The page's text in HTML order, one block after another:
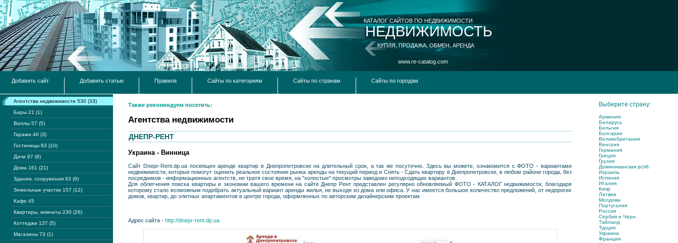
КАТАЛОГ САЙТОВ ПО НЕДВИЖИМОСТИ
НЕДВИЖИМОСТЬ
КУПЛЯ, ПРОДАЖА, ОБМЕН, АРЕНДА
www.re-catalog.com
Добавить сайт Добавить статью Правила Сайты по категориям Сайты по странам Сайты по городам
Агентства недвижимости 530 (33)
Бары 21 (1)
Виллы 57 (5)
Гаражи 40 (3)
Гостиницы 83 (10)
Дачи 87 (8)
Дома 161 (21)
Здания, сооружения 93 (9)
Земельные участки 157 (12)
Кафе 45
Квартиры, комнаты 230 (26)
Коттеджи 137 (5)
Магазины 73 (1)
Также рекомендуем посетить:
Агентства недвижимости
ДНЕПР-РЕНТ
Украина - Винница
Сайт Dnepr-Rent.dp.ua посвящен аренде квартир в Днепропетровске на длительный срок, а так же посуточно. Здесь вы можете, ознакомится с ФОТО - вариантами
недвижимости, которые помогут оценить реальное состояние рынка аренды на текущий период и Снять - Сдать квартиру в Днепропетровске, в любом районе города, без
посредников - информационных агентств, не тратя свое время, на "холостые" просмотры заведомо неподходящих вариантов.
Для облегчения поиска квартиры и экономии вашего времени на сайте Днепр Рент представлен регулярно обновляемый ФОТО - КАТАЛОГ недвижимости, благодаря
которому стало возможным подобрать актуальный вариант аренды жилья, не выходя из дома или офиса. У нас имеется большое количество предложений, от недорогих
домов, квартир, до элитных апартаментов в центре города, оформленных по авторским дизайнерским проектам.
Адрес сайта - http://dnepr-rent.dp.ua
Выберите страну:
Армения
Беларусь
Бельгия
Болгария
Великобритания
Венгрия
Германия
Греция
Грузия
Доминиканская рспб.
Израиль
Испания
Италия
Кипр
Латвия
Молдова
Португалия
Россия
Сербия и Черн.
Тайланд
Турция
Украина
Франция